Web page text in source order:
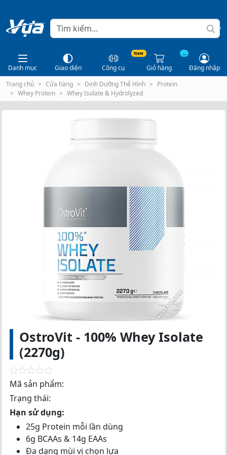
Danh mục Giao diện
New
Công cụ
...
Giỏ hàng
Đăng nhập
Trang chủ
Cửa hàng Dinh Dưỡng Thể Hình
Protein
Whey Protein
Whey Isolate & Hydrolyzed
OstroVit - 100% Whey Isolate
(2270g)
R
t
d
Mã sản phẩm:
Trạng thái:
Hạn sử dụng:
25g Protein mỗi lần dùng
6g BCAAs & 14g EAAs
Đa dạng mùi vị chọn lựa